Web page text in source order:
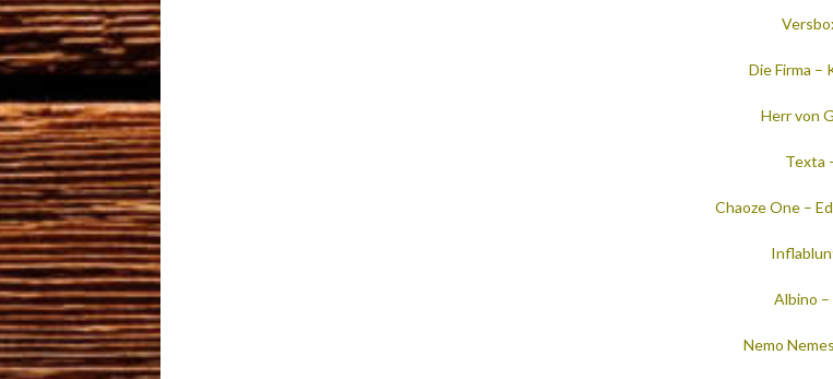
Die Firma –
Herr von
Texta
Chaoze One –
Albino
Nemo